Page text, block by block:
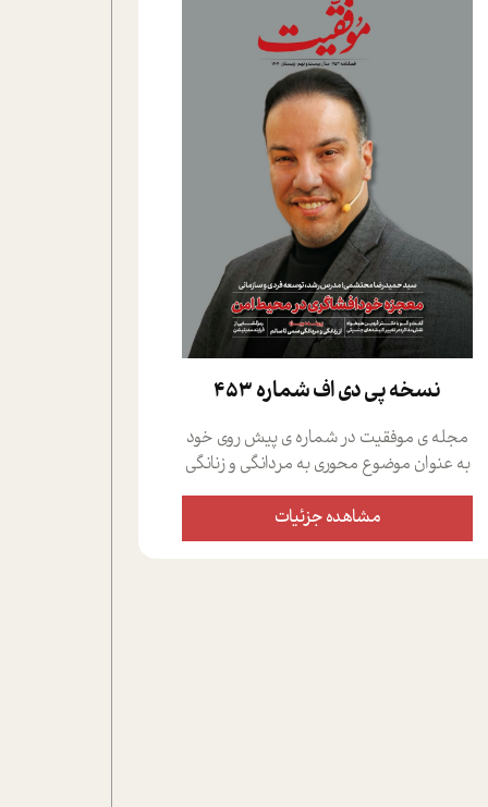
نسخه پي دي اف شماره 453
مجله ی موفقیت در شماره ی پیش روی خود
به عنوان موضوع محوری به مردانگی و زنانگی
سمی پرداخته است؛ علاوه بر این که؛ گفت و
گویی اختصاصی داشته ایم با فردین علیخواه،
جامعه شناس در بخش های مختلف تلاش
مشاهده جزئیات